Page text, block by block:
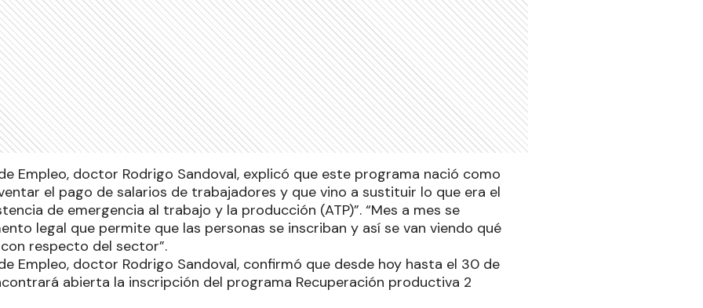
Empleo, doctor Rodrigo Sandoval, explicó que este programa nació como
el pago de salarios de trabajadores y que vino a sustituir lo que era el
de emergencia al trabajo y la producción (ATP)”. “Mes a mes se
legal que permite que las personas se inscriban y así se van viendo qué
respecto del sector”.
Empleo, doctor Rodrigo Sandoval, confirmó que desde hoy hasta el 30 de
abierta la inscripción del programa Recuperación productiva 2